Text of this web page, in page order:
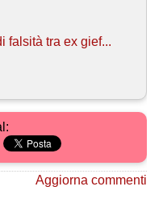
falsità tra ex gief...
Aggiorna commenti